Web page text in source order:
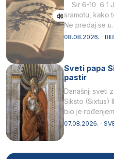
Sir 6-10 6 1
sramotu, kako
Ne predaj se
08.08.2026. ·
Sveti papa
pastir
Današnji sveti
Siksto (Sixtus)
bio je
afričkim…
07.08.2026. ·